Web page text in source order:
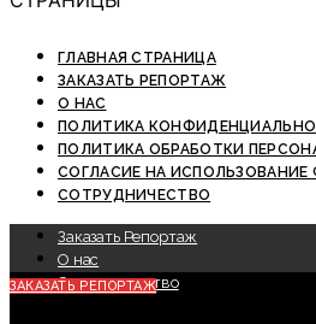
ГЛАВНАЯ СТРАНИЦА
ЗАКАЗАТЬ РЕПОРТАЖ
О НАС
ПОЛИТИКА
ПОЛИТИКА ОБРАБОТКИ
СОГЛАСИЕ НА ИСПОЛЬЗОВАНИЕ
СОТРУДНИЧЕСТВО
Заказать Репортаж
О нас
Сотрудничество
ЗАКАЗАТЬ РЕПОРТАЖ